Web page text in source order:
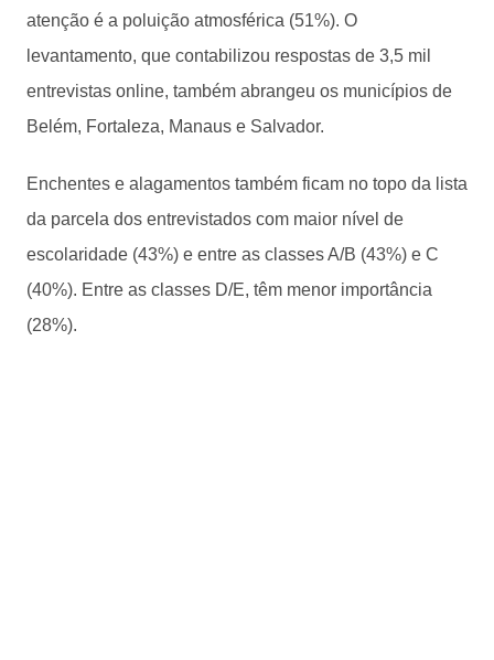
atenção é a poluição atmosférica (51%). O
levantamento, que contabilizou respostas de 3,5 mil
entrevistas online, também abrangeu os municípios de
Belém, Fortaleza, Manaus e Salvador.
Enchentes e alagamentos também ficam no topo da lista
da parcela dos entrevistados com maior nível de
escolaridade (43%) e entre as classes A/B (43%) e C
(40%). Entre as classes D/E, têm menor importância
(28%).